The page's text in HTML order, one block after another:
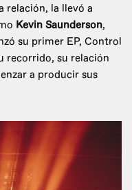
relación, la llevó a
Kevin Saunderson,
su primer EP, Control
recorrido, su relación
a producir sus